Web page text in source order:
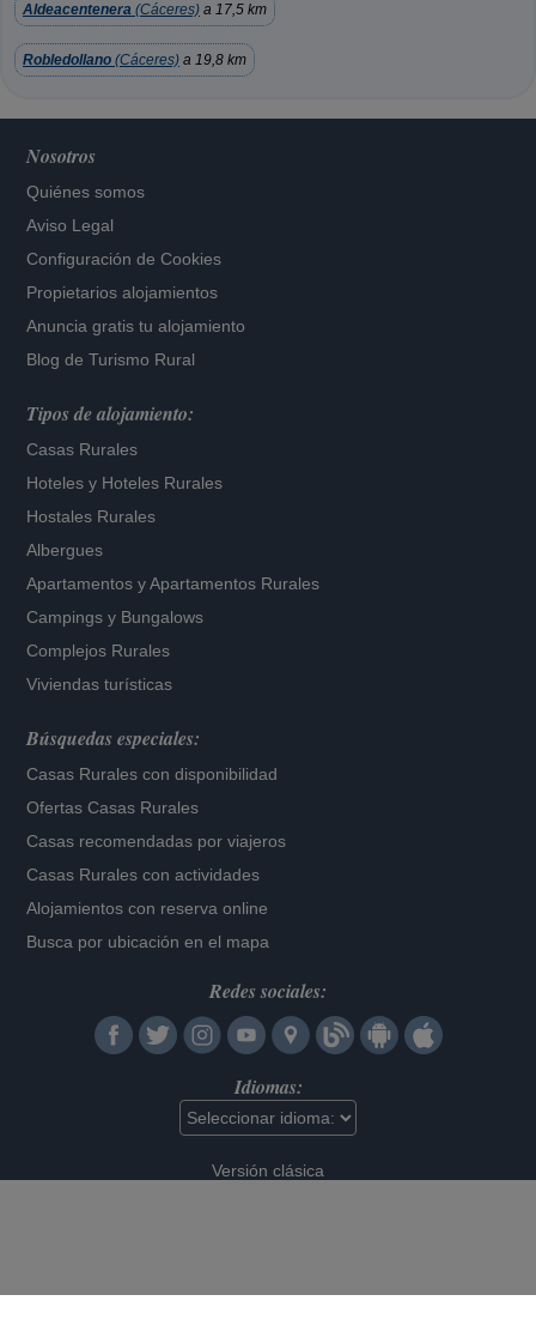
Aldeacentenera (Cáceres) a 17,5 km
Robledollano (Cáceres) a 19,8 km
Nosotros
Quiénes somos
Aviso Legal
Configuración de Cookies
Propietarios alojamientos
Anuncia gratis tu alojamiento
Blog de Turismo Rural
Tipos de alojamiento:
Casas Rurales
Hoteles y Hoteles Rurales
Hostales Rurales
Albergues
Apartamentos yApartamentos Rurales
Campings y Bungalows
Complejos Rurales
Viviendas turísticas
Búsquedas especiales:
Casas Rurales con disponibilidad
Ofertas Casas Rurales
Casas recomendadas por viajeros
Casas Rurales con actividades
Alojamientos con reserva online
Busca por ubicación en el mapa
Redes sociales:
Idiomas:
Versión clásica